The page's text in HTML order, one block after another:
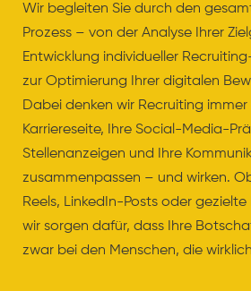
Wir begleiten Sie durch den
Prozess – von der Analyse Ihrer
Entwicklung individueller
zur Optimierung Ihrer digitalen
Dabei denken wir Recruiting
Karriereseite, Ihre Social-Media-
Stellenanzeigen und Ihre
zusammenpassen – und wirken.
Reels, LinkedIn-Posts oder
wir sorgen dafür, dass Ihre
zwar bei den Menschen, die